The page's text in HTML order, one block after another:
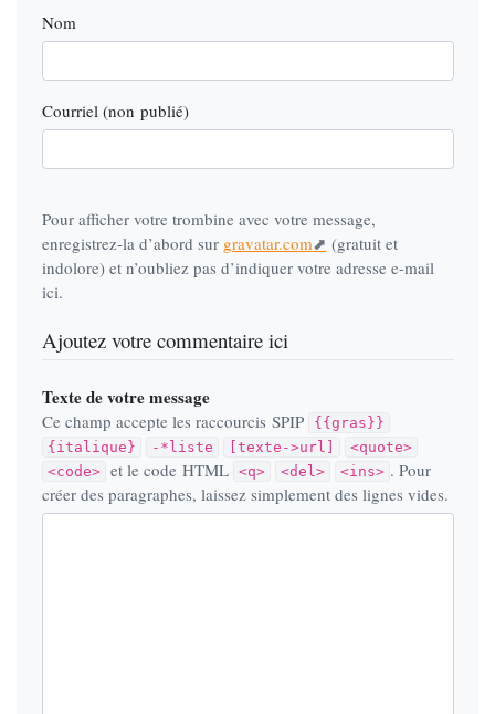
Nom
Courriel (non publié)
Pour afficher votre trombine avec votre message,
enregistrez-la d’abord sur gravatar.com
(gratuit et
indolore) et n’oubliez pas d’indiquer votre adresse e-mail
ici.
Ajoutez votre commentaire ici
Texte de votre message
Ce champ accepte les raccourcis SPIP
{{gras}}
{italique}
-*liste [texte->url]
<quote>
<code>
et le code HTML <q> <del> <ins> . Pour
créer des paragraphes, laissez simplement des lignes vides.